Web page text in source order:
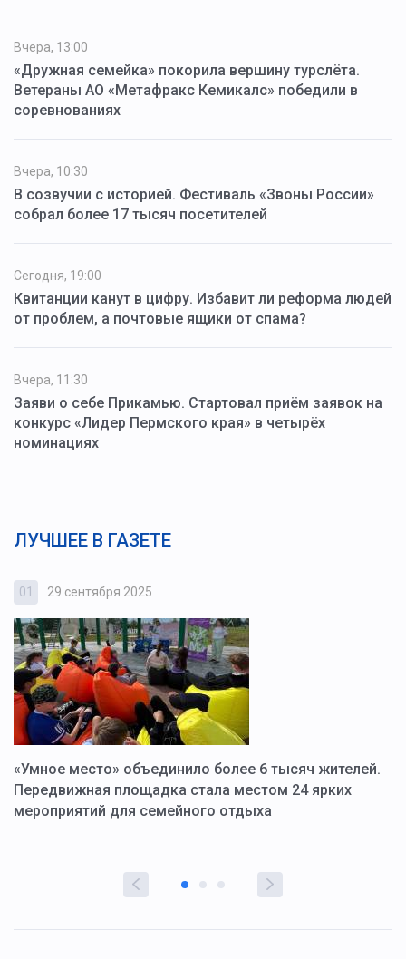
Вчера, 13:00
«Дружная семейка» покорила вершину турслёта.
Ветераны АО «Метафракс Кемикалс» победили в
соревнованиях
Вчера, 10:30
В созвучии с историей. Фестиваль «Звоны России»
собрал более 17 тысяч посетителей
Сегодня, 19:00
Квитанции канут в цифру. Избавит ли реформа людей
от проблем, а почтовые ящики от спама?
Вчера, 11:30
Заяви о себе Прикамью. Стартовал приём заявок на
конкурс «Лидер Пермского края» в четырёх
номинациях
ЛУЧШЕЕ В ГАЗЕТЕ
01 29 сентября 2025
«Умное место» объединило более 6 тысяч жителей.
Передвижная площадка стала местом 24 ярких
мероприятий для семейного отдыха